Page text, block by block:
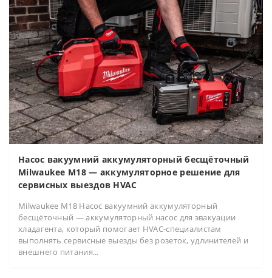
Насос вакуумний аккумуляторный бесщёточный
Milwaukee M18 — аккумуляторное решение для
сервисных выездов HVAC
Milwaukee M18 Насос вакуумний аккумуляторный
бесщёточный — аккумуляторный насос для эвакуации
хладагента, который помогает HVAC-специалистам
выполнять сервисные выезды без розеток, удлинителей и
внешнего питания...